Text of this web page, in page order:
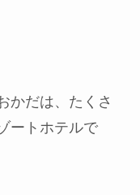
かだは、たくさ
ートホテルで